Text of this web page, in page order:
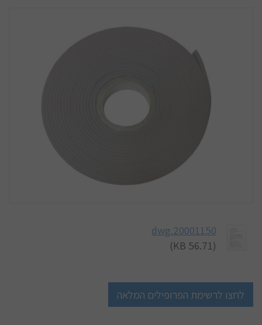
20001150.dwg
(56.71 KB)
לחצו לרשימת הפרופילים המלאה